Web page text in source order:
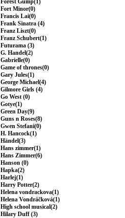
Forest Gump(1)
Fort Minor(0)
Francis Lai(0)
Frank Sinatra (4)
Franz Liszt(0)
Franz Schubert(1)
Futurama (3)
G. Handel(2)
Gabrielle(0)
Game of thrones(0)
Gary Jules(1)
George Michael(4)
Gilmore Girls (4)
Go West (0)
Gotye(1)
Green Day(9)
Guns n Roses(8)
Gwen Stefani(0)
H. Hancock(1)
Händel(3)
Hans zimmer(1)
Hans Zimmer(6)
Hanson (0)
Hapka(2)
Harlej(1)
Harry Potter(2)
Helena vondrackova(1)
Helena Vondráčková(1)
High school musical(2)
Hilary Duff (3)